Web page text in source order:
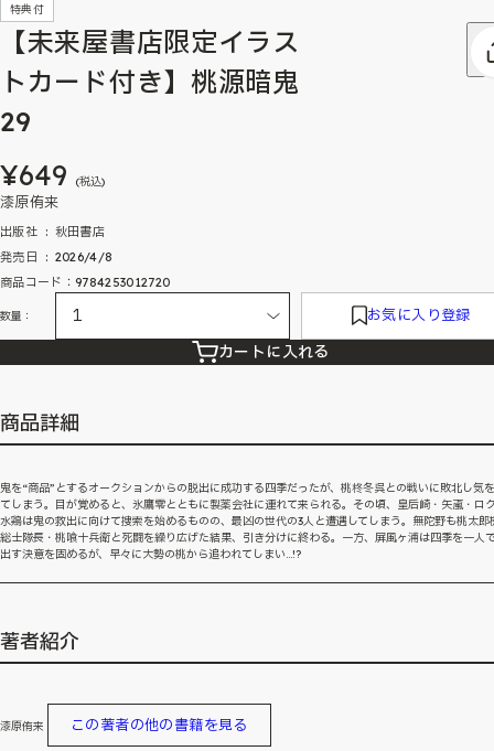
特典付
【未来屋書店限定イラス
トカード付き】桃源暗鬼
29
¥649 (税込)
漆原侑来
出版社 ‏ : ‎ 秋田書店
発売日 ‏ : ‎ 2026/4/8
商品コード：9784253012720
数量： お気に入り登録
カートに入れる
商品詳細
鬼を“商品”とするオークションからの脱出に成功する四季だったが、桃柊冬呉との戦いに敗北し気
てしまう。目が覚めると、氷鷹零とともに製薬会社に連れて来られる。その頃、皇后崎・矢颪・ロ
水鶏は鬼の救出に向けて捜索を始めるものの、最凶の世代の3人と遭遇してしまう。無陀野も桃太郎
総士隊長・桃喰十兵衛と死闘を繰り広げた結果、引き分けに終わる。一方、屏風ヶ浦は四季を一人
出す決意を固めるが、早々に大勢の桃から追われてしまい…!?
著者紹介
漆原侑来 この著者の他の書籍を見る